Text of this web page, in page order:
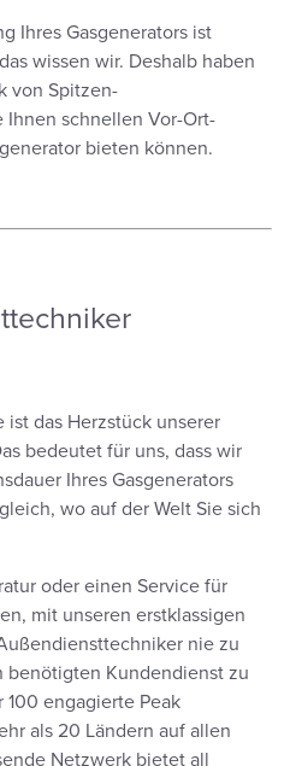
Ihres Gasgenerators ist
wissen wir. Deshalb haben
von Spitzen-
schnellen Vor-Ort-
bieten können.
ist das Herzstück unserer
bedeutet für uns, dass wir
Ihres Gasgenerators
wo auf der Welt Sie sich
oder einen Service für
mit unseren erstklassigen
nie zu
Kundendienst zu
engagierte Peak
als 20 Ländern auf allen
Netzwerk bietet all